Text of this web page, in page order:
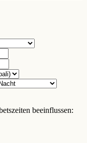
beeinflussen: